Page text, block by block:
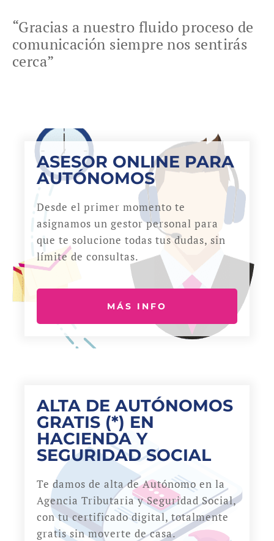
“Gracias a nuestro fluido proceso de
comunicación siempre nos sentirás
cerca”
ASESOR ONLINE PARA
AUTÓNOMOS
Desde el primer momento te
asignamos un gestor personal para
que te solucione todas tus dudas, sin
límite de consultas.
MÁS INFO
ALTA DE AUTÓNOMOS
GRATIS (*) EN
HACIENDA Y
SEGURIDAD SOCIAL
Te damos de alta de Autónomo en la
Agencia Tributaria y Seguridad Social,
con tu certificado digital, totalmente
gratis sin moverte de casa.